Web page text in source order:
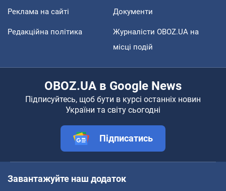
Реклама на сайті Документи
Редакційна політика
Журналісти OBOZ.UA на
місці подій
OBOZ.UA в Google News
Підписуйтесь, щоб бути в курсі останніх новин
України та світу сьогодні
Підписатись
Завантажуйте наш додаток